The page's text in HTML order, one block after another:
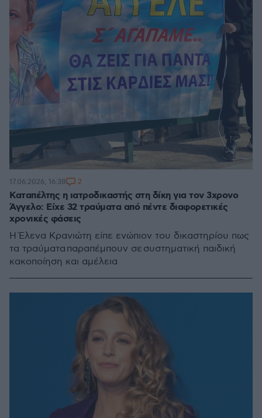
Καταπέλτης η ιατροδικαστής στη δίκη για τον 3χρονο
Άγγελο: Είχε 32 τραύματα από πέντε διαφορετικές
χρονικές φάσεις
Η Έλενα Κρανιώτη είπε ενώπιον του δικαστηρίου πως
τα τραύματα παραπέμπουν σε συστηματική παιδική
κακοποίηση και αμέλεια
17.06.2026, 16:38 2